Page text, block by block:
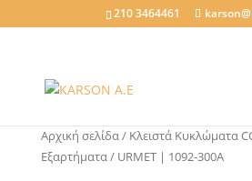
210 3464461
Αρχική σελίδα/ Κλειστά Κυκλώματα
Εξαρτήματα/ URMET | 1092-300A